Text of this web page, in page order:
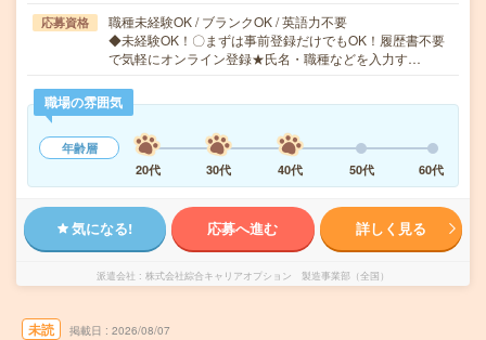
応募資格
職種未経験OK / ブランクOK / 英語力不要
◆未経験OK！〇まずは事前登録だけでもOK！履歴書不要
で気軽にオンライン登録★氏名・職種などを入力す…
職場の雰囲気
年齢層
20代
30代 40代 50代 60代
気になる! 応募へ進む 詳しく見る
派遣会社 株式会社綜合キャリアオプション 製造事業部（全国）
未読 掲載日 2026/08/07